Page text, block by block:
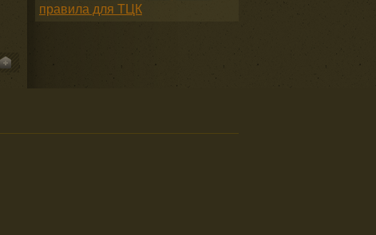
правила для ТЦК